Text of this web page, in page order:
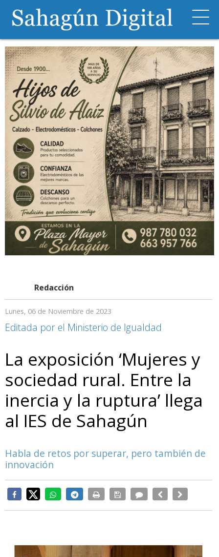
Redacción
Lunes, 06 de Noviembre de 2023
Editada por el Ministerio de Igualdad
La exposición ‘Mujeres y
sociedad rural. Entre la
inercia y la ruptura’ llega
al IES de Sahagún
Habla de retos por superar, pero también de
innovación